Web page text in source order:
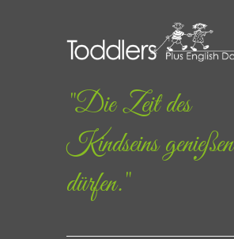
"Die Zeit des
Kindseins genießen
dürfen."